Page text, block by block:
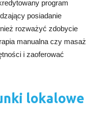
program
posiadanie
rozważyć zdobycie
manualna czy masaż
i zaoferować
lokalowe